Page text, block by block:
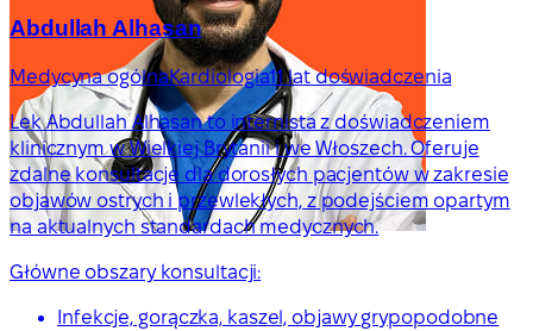
Abdullah Alhasan
Medycyna ogólnaKardiologia11 lat doświadczenia
Lek Abdullah Alhasan to internista z doświadczeniem
klinicznym w Wielkiej Brytanii i we Włoszech. Oferuje
zdalne konsultacje dla dorosłych pacjentów w zakresie
objawów ostrych i przewlekłych, z podejściem opartym
na aktualnych standardach medycznych.
Główne obszary konsultacji:
Infekcje, gorączka, kaszel, objawy grypopodobne